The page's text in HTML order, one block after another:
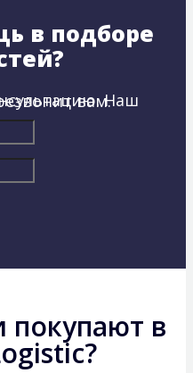
в подборе
перезвонит вам.
в